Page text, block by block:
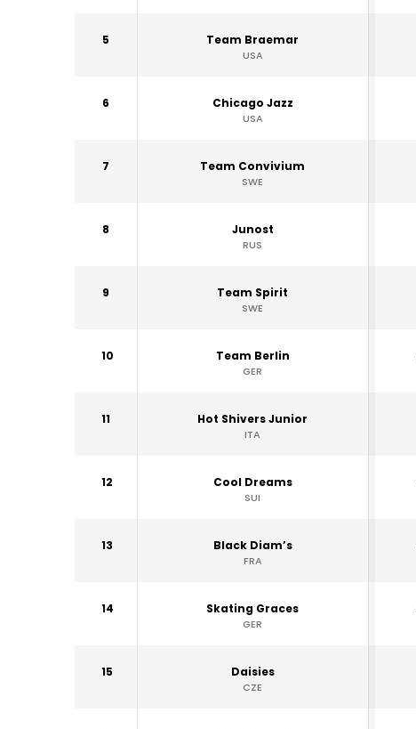
5 Team Braemar
USA
6 Chicago Jazz
USA
7 Team Convivium
SWE
8 Junost
RUS
9 Team Spirit
SWE
10 Team Berlin
GER
11 Hot Shivers Junior
ITA
12 Cool Dreams
SUI
13 Black Diam’s
FRA
14 Skating Graces
GER
15 Daisies
CZE